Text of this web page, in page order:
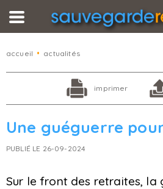
accueil • actualités
imprimer
Une guéguerre
PUBLIÉ LE 26-09-2024
Sur le front des retraites, la